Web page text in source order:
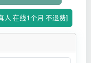
人 在线1个月 不退费]